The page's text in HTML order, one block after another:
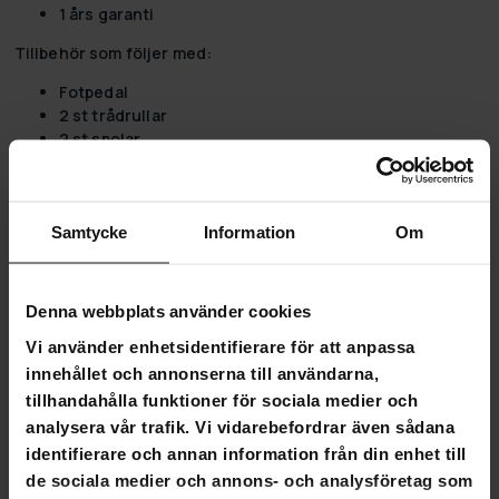
Samtycke Information Om
Denna webbplats använder cookies
Vi använder enhetsidentifierare för att anpassa
innehållet och annonserna till användarna,
tillhandahålla funktioner för sociala medier och
analysera vår trafik. Vi vidarebefordrar även sådana
identifierare och annan information från din enhet till
de sociala medier och annons- och analysföretag som
1 års garanti
Tillbehör som följer med:
Fotpedal
2 st trådrullar
2 st spolar
4,8 Baserat på 187 recensioner
148
37
2
0
0